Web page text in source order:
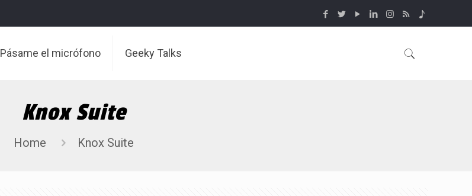
Pásame el micrófono Geeky Talks
Knox Suite
Home Knox Suite